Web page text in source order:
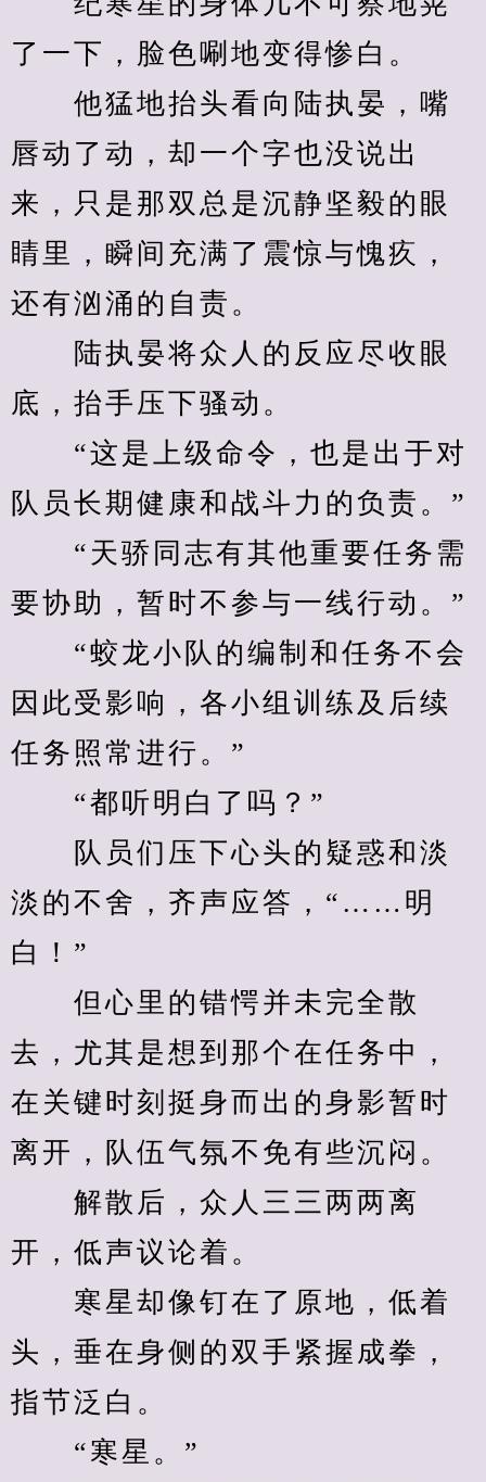
了一下，脸色唰地变得惨白。
他猛地抬头看向陆执晏，嘴
唇动了动，却一个字也没说出
来，只是那双总是沉静坚毅的眼
睛里，瞬间充满了震惊与愧疚，
还有汹涌的自责。
陆执晏将众人的反应尽收眼
底，抬手压下骚动。
“这是上级命令，也是出于对
队员长期健康和战斗力的负责。”
“天骄同志有其他重要任务需
要协助，暂时不参与一线行动。”
“蛟龙小队的编制和任务不会
因此受影响，各小组训练及后续
任务照常进行。”
“都听明白了吗？”
队员们压下心头的疑惑和淡
淡的不舍，齐声应答，“……明
白！”
但心里的错愕并未完全散
去，尤其是想到那个在任务中，
在关键时刻挺身而出的身影暂时
离开，队伍气氛不免有些沉闷。
解散后，众人三三两两离
开，低声议论着。
寒星却像钉在了原地，低着
头，垂在身侧的双手紧握成拳，
指节泛白。
“寒星。”